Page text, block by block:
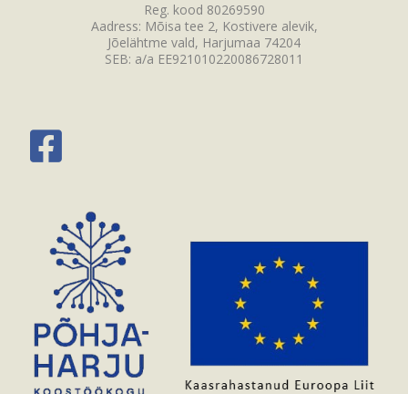
Reg. kood 80269590
Aadress: Mõisa tee 2, Kostivere alevik,
Jõelähtme vald, Harjumaa 74204
SEB: a/a EE921010220086728011